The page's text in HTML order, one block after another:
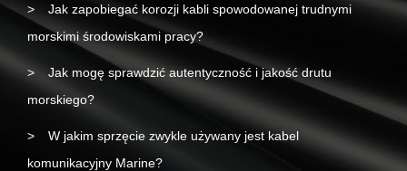
Jak zapobiegać korozji kabli spowodowanej trudnymi
morskimi środowiskami pracy?
Jak mogę sprawdzić autentyczność i jakość drutu
morskiego?
W jakim sprzęcie zwykle używany jest kabel
komunikacyjny Marine?